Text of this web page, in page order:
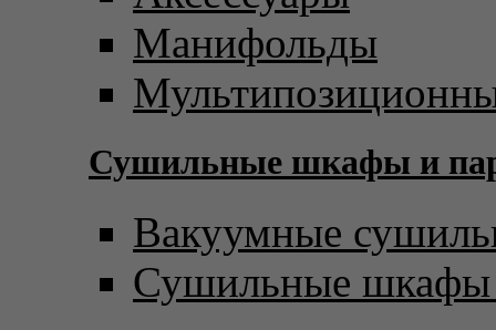
Манифольды
Сушильные шкафы и
Вакуумные
Сушильные шкафы